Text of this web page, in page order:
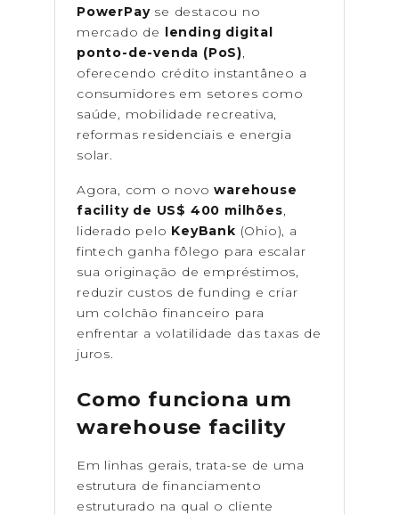
PowerPayse destacou no
mercado de lending digital
ponto-de-venda (PoS),
oferecendo crédito instantâneo a
consumidores em setores como
saúde, mobilidade recreativa,
reformas residenciais e energia
solar.
Agora, com o novowarehouse
facility de US$ 400 milhões,
liderado pelo KeyBank (Ohio), a
fintech ganha fôlego para escalar
sua originação de empréstimos,
reduzir custos de funding e criar
um colchão financeiro para
enfrentar a volatilidade das taxas de
juros.
Como funciona um
warehouse facility
Em linhas gerais, trata-se de uma
estrutura de financiamento
estruturado na qual o cliente